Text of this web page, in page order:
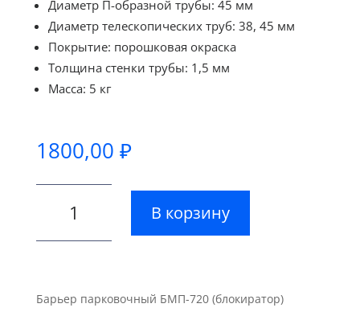
Диаметр П-образной трубы: 45 мм
Диаметр телескопических труб: 38, 45 мм
Покрытие: порошковая окраска
Толщина стенки трубы: 1,5 мм
Масса: 5 кг
1800,00 ₽
товара
В корзину
Барьер парковочный БМП-720 (блокиратор)